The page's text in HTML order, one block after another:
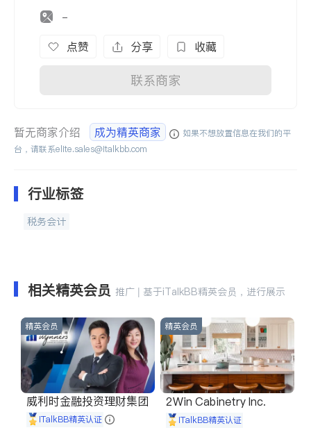
-
点赞 分享 收藏
联系商家
暂无商家介绍 成为精英商家
如果不想放置信息在我们的平
台，请联系elite.sales@italkbb.com
行业标签
税务会计
相关精英会员 推广 | 基于iTalkBB精英会员，进行展示
精英会员
威利时金融投资理财集团
iTalkBB精英认证
精英会员
2Win Cabinetry Inc.
iTalkBB精英认证